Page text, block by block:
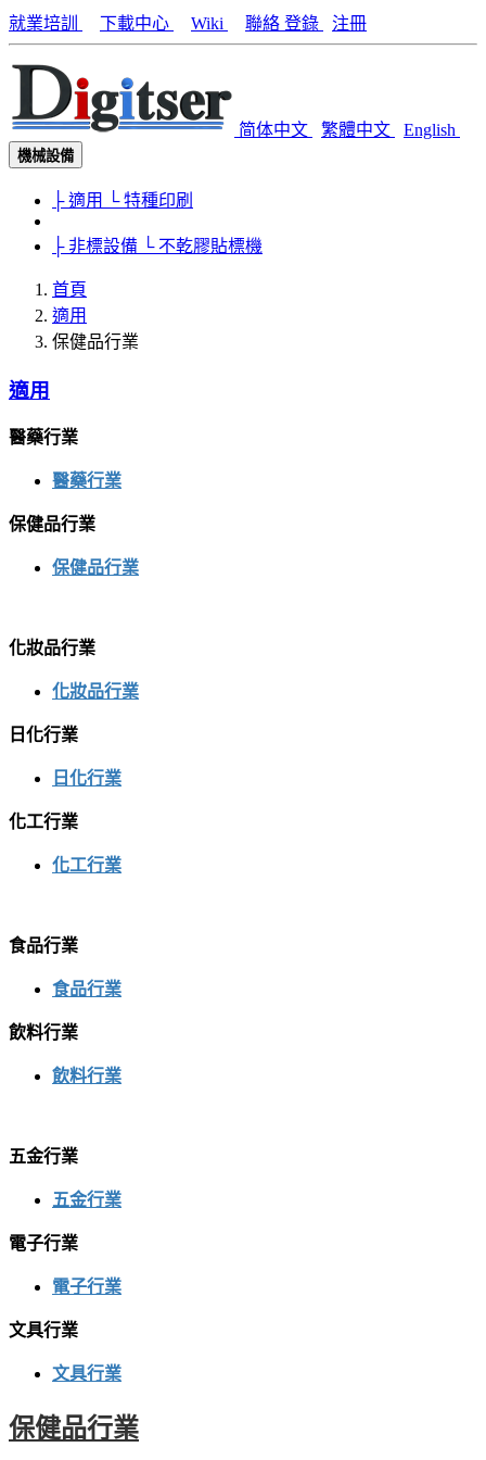
就業培訓 下載中心 Wiki 聯絡 登錄 注冊
简体中文 繁體中文 English
機械設備
├ 適用 └ 特種印刷
├ 非標設備 └ 不乾膠貼標機
首頁
適用
保健品行業
適用
醫藥行業
醫藥行業
保健品行業
保健品行業
化妝品行業
化妝品行業
日化行業
日化行業
化工行業
化工行業
食品行業
食品行業
飲料行業
飲料行業
五金行業
五金行業
電子行業
電子行業
文具行業
文具行業
保健品行業